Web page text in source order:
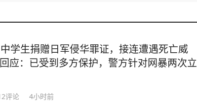
学生捐赠日军侵华罪证，接连遭遇死亡威
应：已受到多方保护，警方针对网暴两次立
评论 4小时前